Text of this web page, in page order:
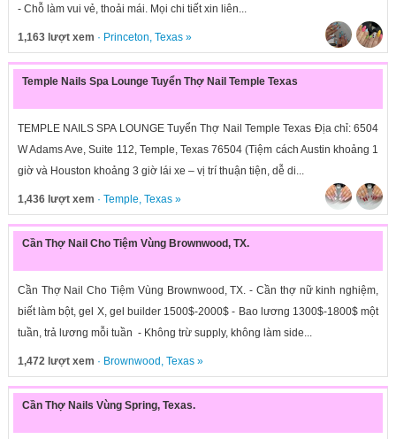
- Chỗ làm vui vẻ, thoải mái. Mọi chi tiết xin liên...
1,163 lượt xem · Princeton, Texas»
Temple Nails Spa Lounge Tuyển Thợ Nail Temple Texas
TEMPLE NAILS SPA LOUNGE Tuyển Thợ Nail Temple Texas Địa chỉ: 6504
W Adams Ave, Suite 112, Temple, Texas 76504 (Tiệm cách Austin khoảng 1
giờ và Houston khoảng 3 giờ lái xe – vị trí thuận tiện, dễ di...
1,436 lượt xem · Temple, Texas»
Cần Thợ Nail Cho Tiệm Vùng Brownwood, TX.
Cần Thợ Nail Cho Tiệm Vùng Brownwood, TX. - Cần thợ nữ kinh nghiệm,
biết làm bột, gel X, gel builder 1500$-2000$ - Bao lương 1300$-1800$ một
tuần, trả lương mỗi tuần - Không trừ supply, không làm side...
1,472 lượt xem · Brownwood , Texas»
Cần Thợ Nails Vùng Spring, Texas.